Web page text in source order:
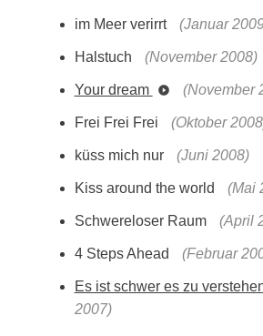
im Meer verirrt (Januar
Halstuch (November 2008)
Your dream (November
Frei Frei Frei (Oktober
küss mich nur (Juni 2008)
Kiss around the world (Mai
Schwereloser Raum (April
4 Steps Ahead (Februar
Es ist schwer es zu
2007)